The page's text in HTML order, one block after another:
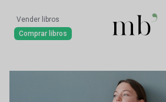
Vender libros
Comprar libros